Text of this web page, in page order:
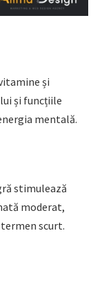
și
și funcțiile
mentală.
stimulează
moderat,
scurt.